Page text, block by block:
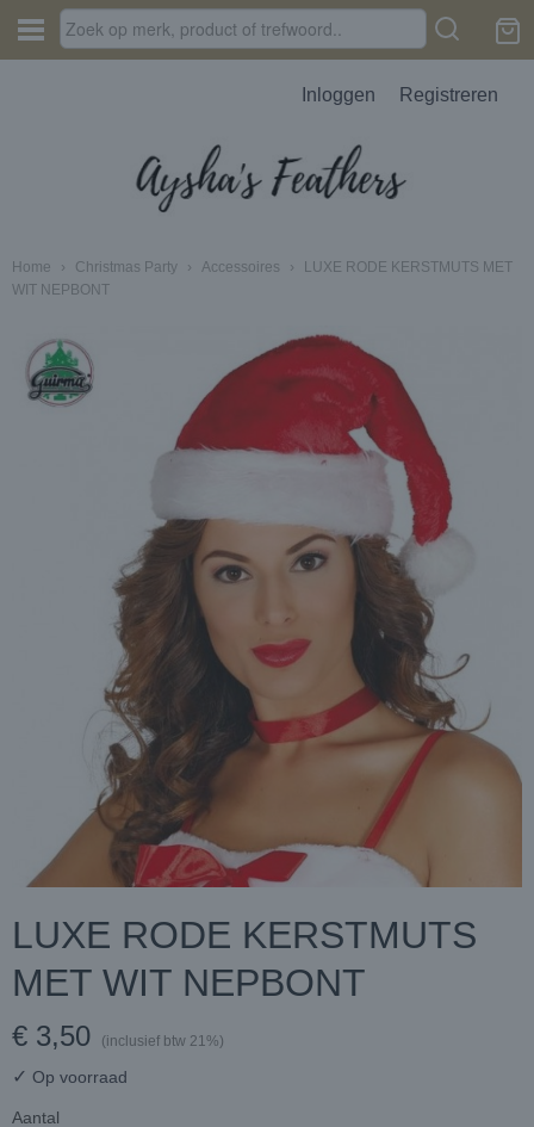
Inloggen Registreren
Home › Christmas Party › Accessoires ›
LUXE RODE KERSTMUTS MET
WIT NEPBONT
LUXE RODE KERSTMUTS
MET WIT NEPBONT
€ 3,50 (inclusief btw 21%)
✓ Op voorraad
Aantal